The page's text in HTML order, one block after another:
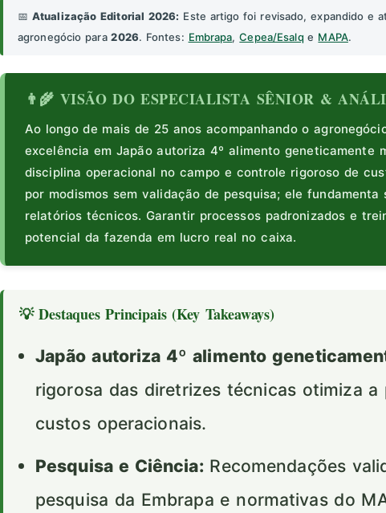
📅 Atualização Editorial 2026: Este artigo foi revisado, expandido e
agronegócio para2026. Fontes: Embrapa,Cepea/Esalq e MAPA.
👨‍🌾 VISÃO DO ESPECIALISTA SÊNIOR &
Ao longo de mais de 25 anos acompanhando o
excelência em Japão autoriza 4º alimento geneticamente
disciplina operacional no campo e controle rigoroso de
por modismos sem validação de pesquisa; ele
relatórios técnicos. Garantir processos padronizados e
potencial da fazenda em lucro real no caixa.
💡 Destaques Principais (Key Takeaways)
Japão autoriza 4º alimento
rigorosa das diretrizes técnicas otimiza
custos operacionais.
Pesquisa e Ciência:Recomendações
pesquisa da Embrapa e normativas do